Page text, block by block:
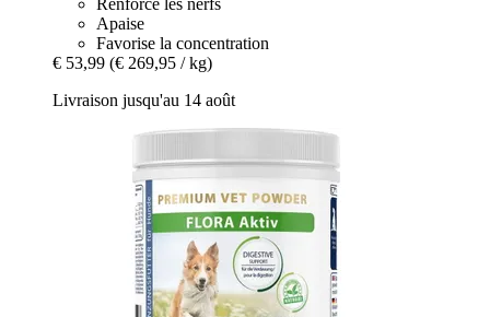
Apaise
Favorise la concentration
€ 53,99 (€ 269,95 / kg)
Livraison jusqu'au 14 août